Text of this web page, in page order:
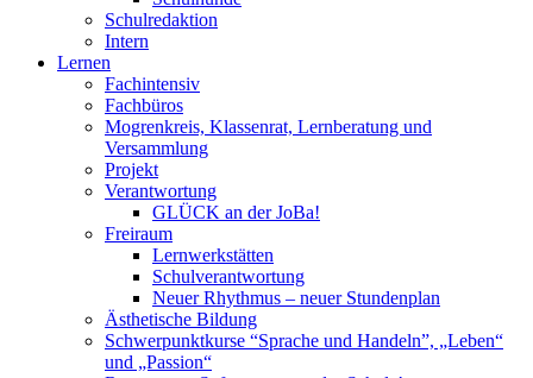
Schulredaktion
Intern
Lernen
Fachintensiv
Fachbüros
Mogrenkreis, Klassenrat, Lernberatung und
Versammlung
Projekt
Verantwortung
GLÜCK an der JoBa!
Freiraum
Lernwerkstätten
Schulverantwortung
Neuer Rhythmus – neuer Stundenplan
Ästhetische Bildung
Schwerpunktkurse “Sprache und Handeln”, „Leben“
und „Passion“